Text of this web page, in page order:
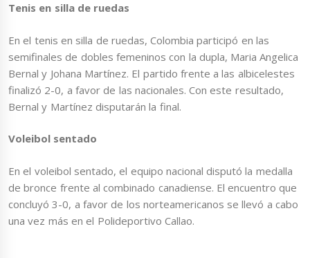
Tenis en silla de ruedas
En el tenis en silla de ruedas, Colombia participó en las
semifinales de dobles femeninos con la dupla, Maria Angelica
Bernal y Johana Martínez. El partido frente a las albicelestes
finalizó 2-0, a favor de las nacionales. Con este resultado,
Bernal y Martínez disputarán la final.
Voleibol sentado
En el voleibol sentado, el equipo nacional disputó la medalla
de bronce frente al combinado canadiense. El encuentro que
concluyó 3-0, a favor de los norteamericanos se llevó a cabo
una vez más en el Polideportivo Callao.